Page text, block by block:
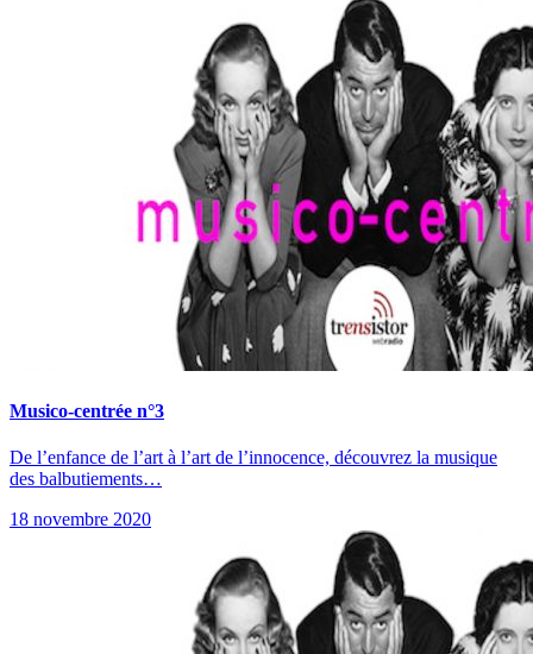
Musico-centrée n°3
De l’enfance de l’art à l’art de l’innocence, découvrez la musique
des balbutiements…
18 novembre 2020